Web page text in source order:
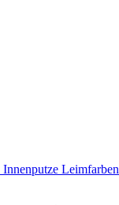
Innenputze Leimfarben